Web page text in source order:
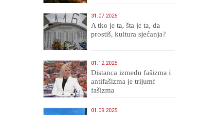
31.07.2026
A tko je ta, šta je ta, da
prostiš, kultura sjećanja?
01.12.2025
Distanca između fašizma i
antifašizma je trijumf
fašizma
01.09.2025